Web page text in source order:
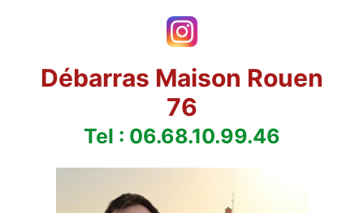
Débarras Maison Rouen
76
Tel : 06.68.10.99.46